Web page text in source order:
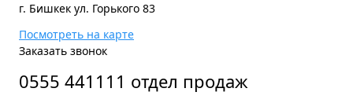
г. Бишкек ул. Горького 83
Посмотреть на карте
Заказать звонок
0555 441111 отдел продаж